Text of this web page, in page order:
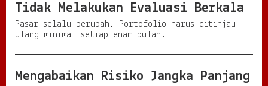
Tidak Melakukan Evaluasi Berkala
Pasar selalu berubah. Portofolio harus ditinjau
ulang minimal setiap enam bulan.
Mengabaikan Risiko Jangka Panjang